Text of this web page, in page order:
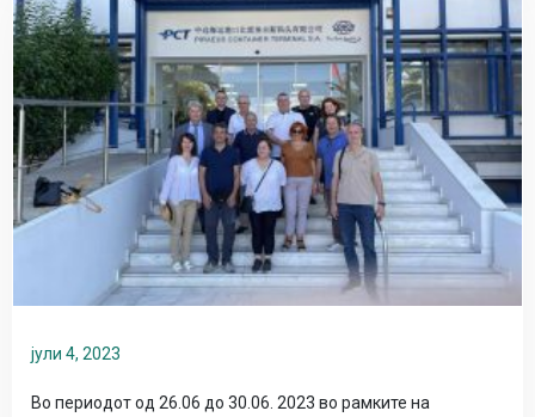
јули 4, 2023
Во периодот од 26.06 до 30.06. 2023 во рамките на